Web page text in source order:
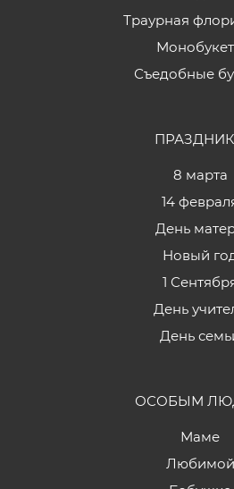
Траурная
Съедобные
8 марта
14
День
Новый
1
День
День
ОСОБЫМ
Маме
Любимой